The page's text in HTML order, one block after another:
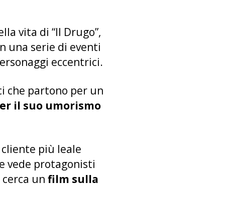
vita di “Il Drugo”,
una serie di eventi
eccentrici.
che partono per un
il suo umorismo
più leale
vede protagonisti
cerca un film sulla